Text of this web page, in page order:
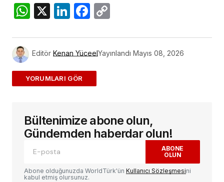
WhatsApp
X LinkedIn
Facebook
Editör Kenan YüceelYayınlandı Mayıs 08, 2026
ADD A COMMENT
E-posta adresiniz yayınlanmayacak.
alanlar*ile işaretlenmişlerdir
Yorum
Bültenimize abone olun,
Gündemden haberdar olun!
ABONE
OLUN
Abone olduğunuzda WorldTürk'ün Kullanıcı Sözleşmesini
kabul etmiş olursunuz.